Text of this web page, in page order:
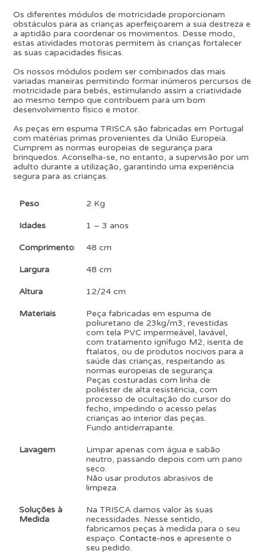
Os diferentes módulos de motricidade proporcionam
obstáculos para as crianças aperfeiçoarem a sua destreza e
a aptidão para coordenar os movimentos. Desse modo,
estas atividades motoras permitem às crianças fortalecer
as suas capacidades físicas.
Os nossos módulos podem ser combinados das mais
variadas maneiras permitindo formar inúmeros percursos de
motricidade para bebés, estimulando assim a criatividade
ao mesmo tempo que contribuem para um bom
desenvolvimento físico e motor.
As peças em espuma TRISCA são fabricadas em Portugal
com matérias primas provenientes da União Europeia.
Cumprem as normas europeias de segurança para
brinquedos. Aconselha-se, no entanto, a supervisão por um
adulto durante a utilização, garantindo uma experiência
segura para as crianças.
Peso 2 Kg
Idades 1 – 3 anos
Comprimento 48 cm
Largura 48 cm
Altura 12/24 cm
Materiais
Peça fabricadas em espuma de
poliuretano de 23kg/m3, revestidas
com tela PVC impermeável, lavável,
com tratamento ignífugo M2, isenta de
ftalatos, ou de produtos nocivos para a
saúde das crianças, respeitando as
normas europeias de segurança.
Peças costuradas com linha de
poliéster de alta resistência, com
processo de ocultação do cursor do
fecho, impedindo o acesso pelas
crianças ao interior das peças.
Fundo antiderrapante.
Lavagem
Limpar apenas com água e sabão
neutro, passando depois com um pano
seco.
Não usar produtos abrasivos de
limpeza.
Soluções à
Medida
Na TRISCA damos valor às suas
necessidades. Nesse sentido,
fabricamos peças à medida para o seu
espaço.Contacte-nos e apresente o
seu pedido.